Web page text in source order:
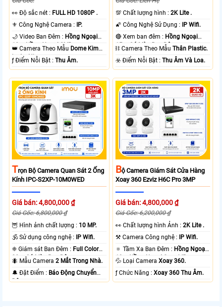
️👀 Độ sắc nét : FULL HD 1080P .
⚜️ Công Nghệ Camera : IP.
🌙 Video Ban Đêm : Hồng Ngoại
10m Hồng Ngoại SMD.
👑 Camera Theo Mẫu Dome Kim
loại + Nhựa.
️ƒ Điểm Nỗi Bật :Thu Âm.
💯 Chất lượng hình :2K Lite .
🌠 Công Nghệ Sử Dụng : IP Wifi.
🔴 Xem ban đêm : Hồng Ngoại
15m Có Màu Ban Ðêm.
⛓ Camera Theo MẫuThân Plastic.
️☣️ Điểm Nỗi Bật :Thu Âm Và Loa.
TRọn Bộ Camera Quan Sát 2 Ống
Kính IPC-S2XP-10M0WED
Giá bán: 4,800,000 ₫
Giá Gốc: 6,800,000 ₫
🦉 Hình ảnh chất lượng : 10 MP.
🕉️ Sử dụng công nghệ : IP Wifi.
❈ Giám sát Ban Đêm : Full Color
20m Có Màu Ban Ðêm.
🐜 Mẫu Camera2 Mắt Trong Nhà.
️🔔 Đặt Điểm : Báo Động Chuyển
Động.
BỘ Camera Giám Sát Cửa Hàng
Xoay 360 Ezviz H6C Pro 3MP
Giá bán: 4,800,000 ₫
Giá Gốc: 6,200,000 ₫
️👀 Chất lượng hình Ảnh :2K Lite .
⚒ Camera Công nghệ : IP Wifi.
🔅 Tầm Xa Ban Đêm : Hồng Ngoại
10m Hồng Ngoại Smart IR.
💦 Loại CameraXoay 360.
️ƒ Chức Năng :Xoay 360 Thu Âm.